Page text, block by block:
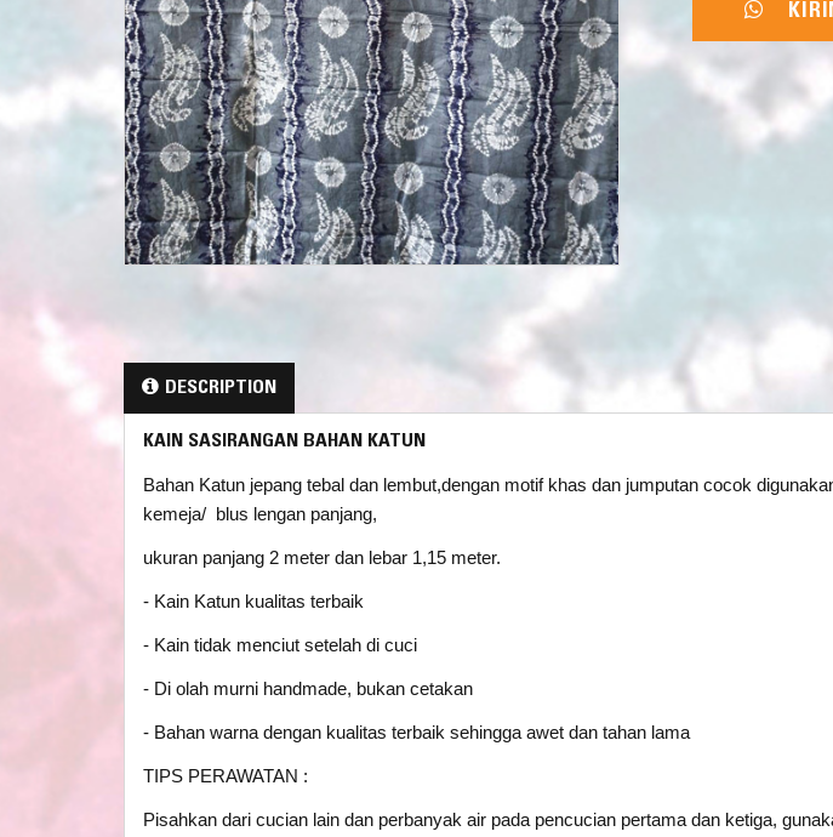
DESCRIPTION
KAIN SASIRANGAN BAHAN KATUN
Bahan Katun jepang tebal dan lembut,dengan motif khas dan jumputan cocok
kemeja/ blus lengan panjang,
ukuran panjang 2 meter dan lebar 1,15 meter.
- Kain Katun kualitas terbaik
- Kain tidak menciut setelah di cuci
- Di olah murni handmade, bukan cetakan
- Bahan warna dengan kualitas terbaik sehingga awet dan tahan lama
TIPS PERAWATAN :
Pisahkan dari cucian lain dan perbanyak air pada pencucian pertama dan ketiga,